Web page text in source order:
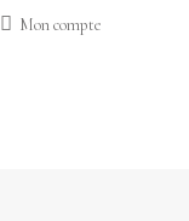
Mon compte